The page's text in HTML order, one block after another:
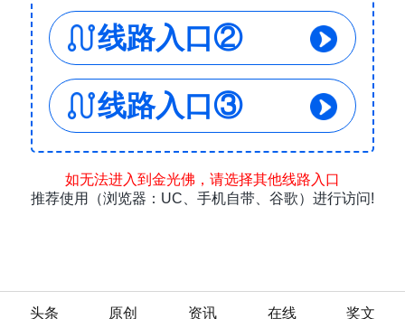
头条 原创 资讯 在线
奖文